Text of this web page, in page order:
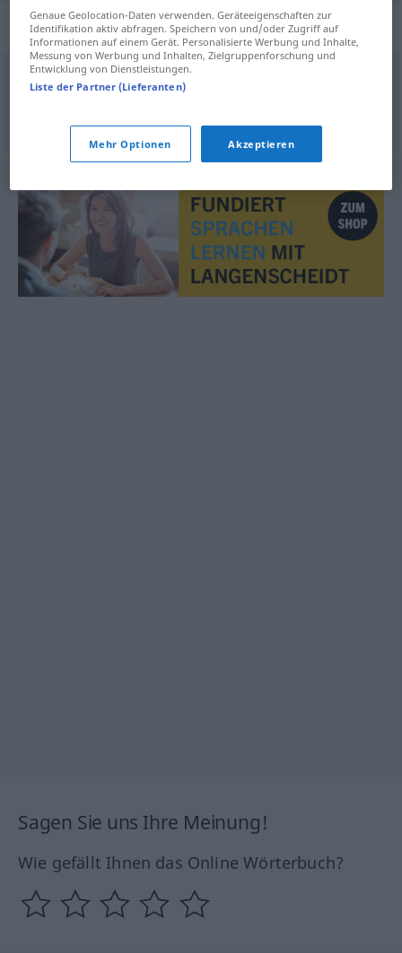
Synonyme für "ankreuzen"
abhaken
© OpenThesaurus.de
Sagen Sie uns Ihre Meinung!
Wie gefällt Ihnen das Online Wörterbuch?
Genaue Geolocation-Daten verwenden. Geräteeigenschaften zur
Identifikation aktiv abfragen. Speichern von und/oder Zugriff auf
Informationen auf einem Gerät. Personalisierte Werbung und Inhalte,
Messung von Werbung und Inhalten, Zielgruppenforschung und
Entwicklung von Dienstleistungen.
Liste der Partner (Lieferanten)
Mehr Optionen Akzeptieren